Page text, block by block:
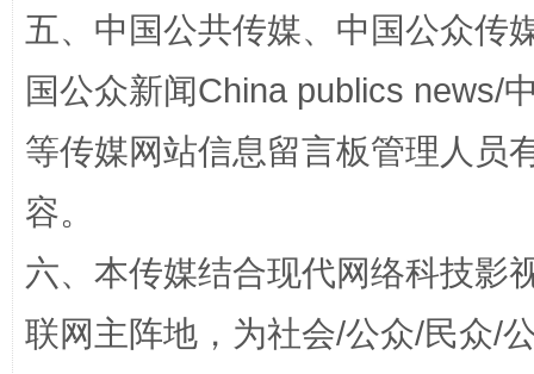
“蜀中异人”王建安的艺术幻境
五、中国公共传媒、中国公众传
国公众新闻China publics news/
等传媒网站信息留言板管理人员
容。
六、本传媒结合现代网络科技影
联网主阵地，为社会/公众/民众/